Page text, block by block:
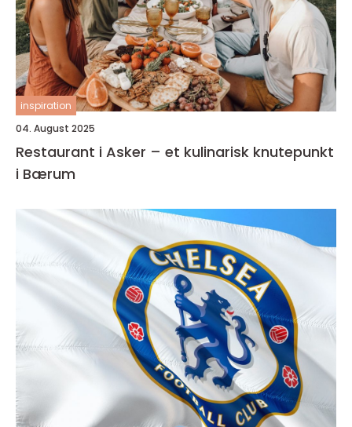
inspiration
04. August 2025
Restaurant i Asker – et kulinarisk knutepunkt
i Bærum